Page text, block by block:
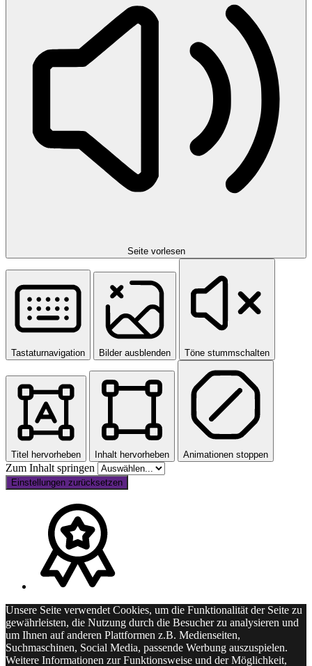
Seite vorlesen
Tastaturnavigation Bilder ausblenden Töne stummschalten
Titel hervorheben Inhalt hervorheben Animationen stoppen
Zum Inhalt springen
Einstellungen zurücksetzen
Unsere Seite verwendet Cookies, um die Funktionalität der Seite zu
gewährleisten, die Nutzung durch die Besucher zu analysieren und
um Ihnen auf anderen Plattformen z.B. Medienseiten,
Suchmaschinen, Social Media, passende Werbung auszuspielen.
Weitere Informationen zur Funktionsweise und der Möglichkeit,